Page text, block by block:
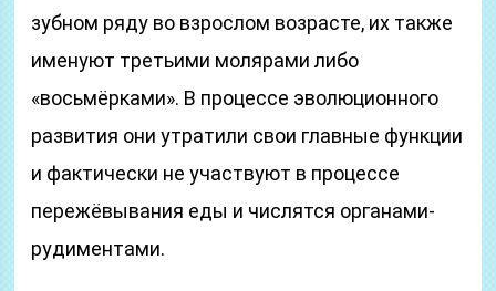
зубном ряду во взрослом возрасте, их также
именуют третьими молярами либо
«восьмёрками». В процессе эволюционного
развития они утратили свои главные функции
и фактически не участвуют в процессе
пережёвывания еды и числятся органами-
рудиментами.